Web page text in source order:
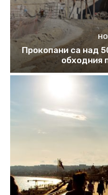
Прокопани са над
обходния